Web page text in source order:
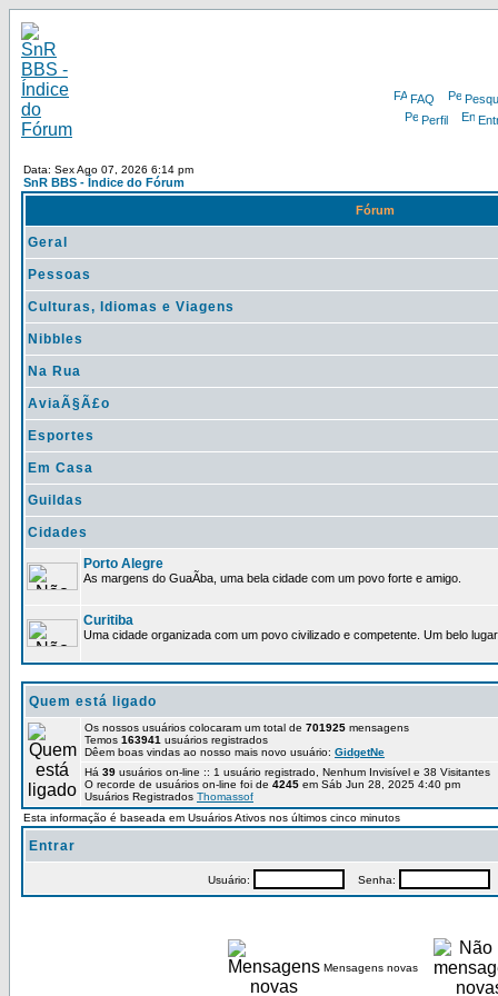
FAQ
Perfil
Data: Sex Ago 07, 2026 6:14 pm
SnR BBS - Índice do Fórum
Fórum
Geral
Pessoas
Culturas, Idiomas e Viagens
Nibbles
Na Rua
AviaÃ§Ã£o
Esportes
Em Casa
Guildas
Cidades
Porto Alegre
As margens do GuaÃ­ba, uma bela cidade com um povo forte e amigo.
Curitiba
Uma cidade organizada com um povo civilizado e competente. Um belo
Quem está ligado
Os nossos usuários colocaram um total de 701925 mensagens
Temos 163941 usuários registrados
Dêem boas vindas ao nosso mais novo usuário: GidgetNe
Há 39 usuários on-line :: 1 usuário registrado, Nenhum Invisível e 38
O recorde de usuários on-line foi de 4245 em Sáb Jun 28, 2025 4:40 pm
Usuários Registrados Thomassof
Esta informação é baseada em Usuários Ativos nos últimos cinco minutos
Entrar
Usuário: Senha:
Mensagens novas